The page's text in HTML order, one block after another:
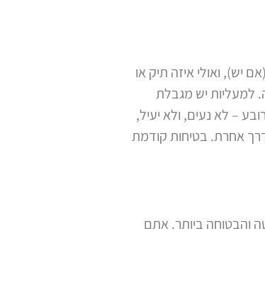
ואולי איזה תיק או
למעליות יש מגבלת
– לא נעים, ולא יעיל,
אחרת. בטיחות קודמת
והבטוחה ביותר. אתם